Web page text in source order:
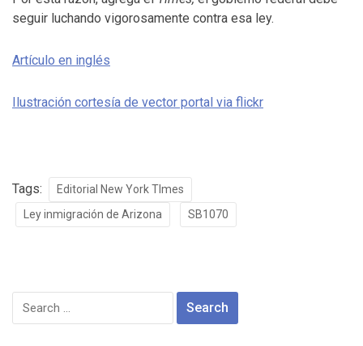
seguir luchando vigorosamente contra esa ley.
Artículo en inglés
Ilustración cortesía de vector portal via flickr
Tags:
Editorial New York TImes
Ley inmigración de Arizona
SB1070
Search
for: